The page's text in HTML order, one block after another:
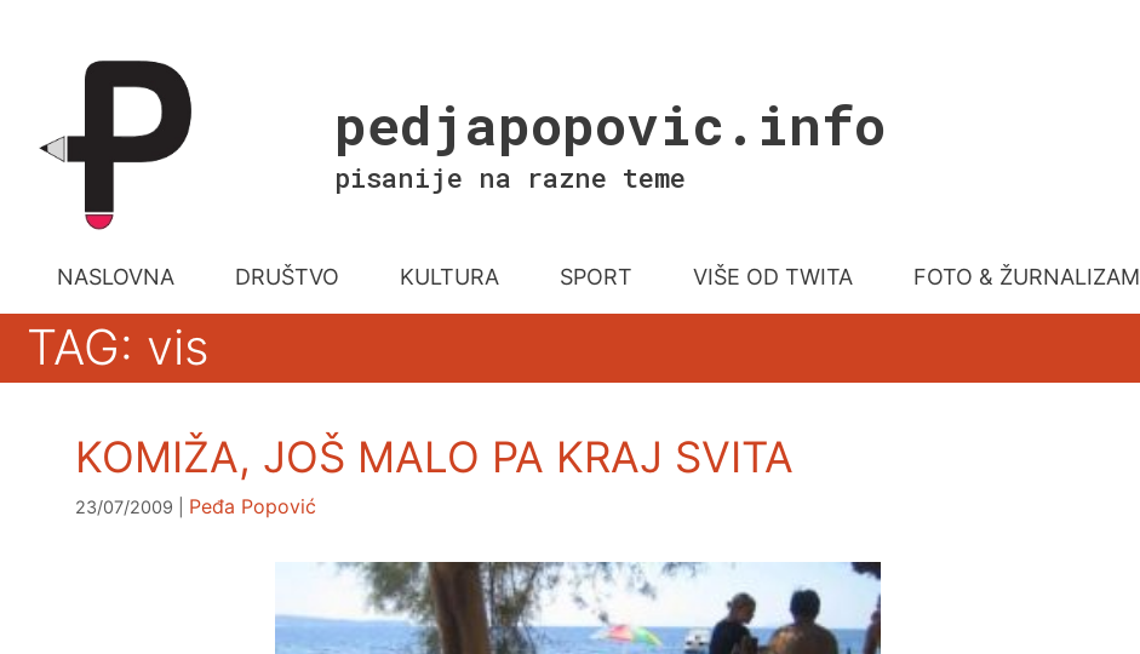
pedjapopovic.info
pisanije na razne teme
NASLOVNA DRUŠTVO KULTURA SPORT VIŠE OD TWITA FOTO & ŽURNALIZAM
TAG: vis
KOMIŽA, JOŠ MALO PA KRAJ SVITA
23/07/2009 Peđa Popović